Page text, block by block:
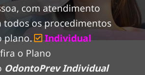
com atendimento
todos os procedimentos
plano.
Individual
o Plano
OdontoPrev Individual